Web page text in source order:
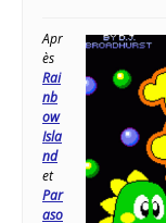
Apr
ès
Rai
nb
ow
Isla
nd
et
Par
aso